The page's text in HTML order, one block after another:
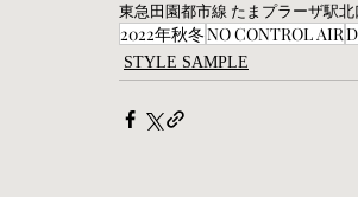
東急田園都市線 たまプラーザ駅
2022年秋冬NO CONTROL AIR
STYLE SAMPLE